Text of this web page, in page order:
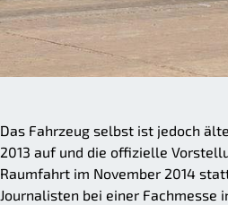
Das Fahrzeug selbst ist jedoch
2013 auf und die offizielle
Raumfahrt im November 2014
Journalisten bei einer Fachmesse